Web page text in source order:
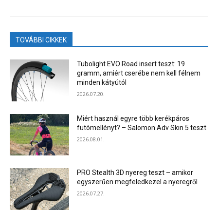
TOVÁBBI CIKKEK
Tubolight EVO Road insert teszt: 19
gramm, amiért cserébe nem kell félnem
minden kátyútól
2026.07.20.
Miért használ egyre több kerékpáros
futómellényt? – Salomon Adv Skin 5 teszt
2026.08.01.
PRO Stealth 3D nyereg teszt – amikor
egyszerűen megfeledkezel a nyeregről
2026.07.27.